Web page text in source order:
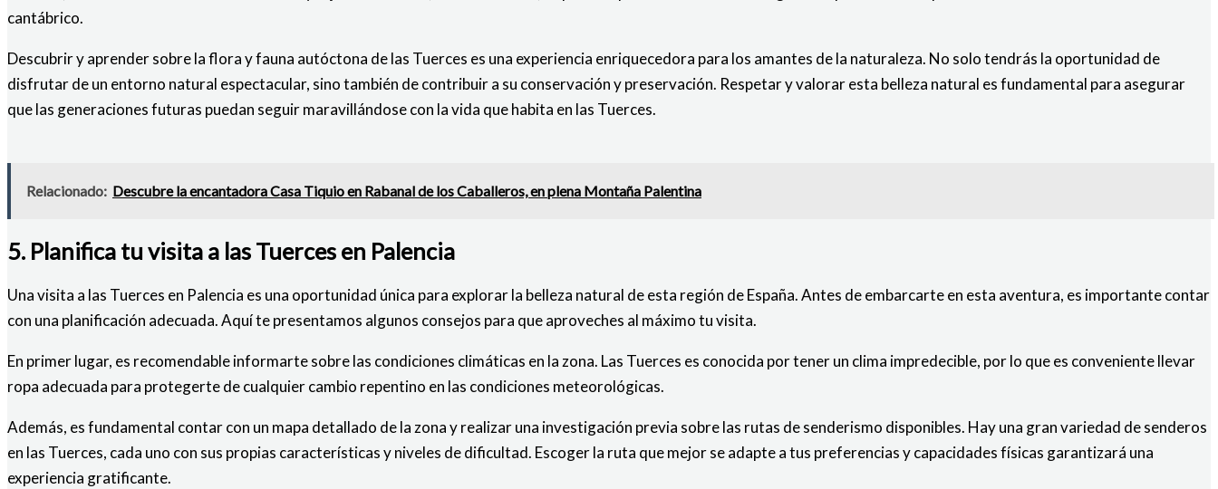
cantábrico.
Descubrir y aprender sobre la flora y fauna autóctona de las Tuerces es una experiencia enriquecedora para los amantes de la naturaleza. No solo tendrás la oportunidad de
disfrutar de un entorno natural espectacular, sino también de contribuir a su conservación y preservación. Respetar y valorar esta belleza natural es fundamental para asegurar
que las generaciones futuras puedan seguir maravillándose con la vida que habita en las Tuerces.
Relacionado: Descubre la encantadora Casa Tiquio en Rabanal de los Caballeros, en plena Montaña Palentina
5. Planifica tu visita a las Tuerces en Palencia
Una visita a las Tuerces en Palencia es una oportunidad única para explorar la belleza natural de esta región de España. Antes de embarcarte en esta aventura, es importante contar
con una planificación adecuada. Aquí te presentamos algunos consejos para que aproveches al máximo tu visita.
En primer lugar, es recomendable informarte sobre las condiciones climáticas en la zona. Las Tuerces es conocida por tener un clima impredecible, por lo que es conveniente llevar
ropa adecuada para protegerte de cualquier cambio repentino en las condiciones meteorológicas.
Además, es fundamental contar con un mapa detallado de la zona y realizar una investigación previa sobre las rutas de senderismo disponibles. Hay una gran variedad de senderos
en las Tuerces, cada uno con sus propias características y niveles de dificultad. Escoger la ruta que mejor se adapte a tus preferencias y capacidades físicas garantizará una
experiencia gratificante.